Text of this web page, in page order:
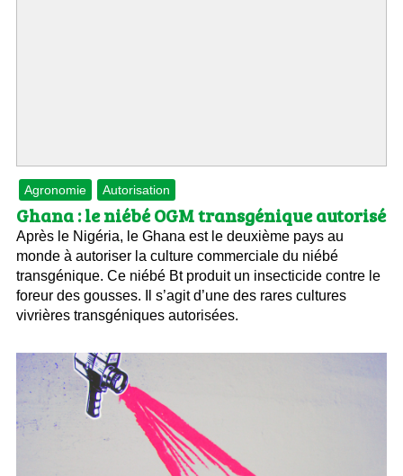
Agronomie Autorisation
Ghana : le niébé OGM transgénique autorisé
Après le Nigéria, le Ghana est le deuxième pays au
monde à autoriser la culture commerciale du niébé
transgénique. Ce niébé Bt produit un insecticide contre le
foreur des gousses. Il s’agit d’une des rares cultures
vivrières transgéniques autorisées.